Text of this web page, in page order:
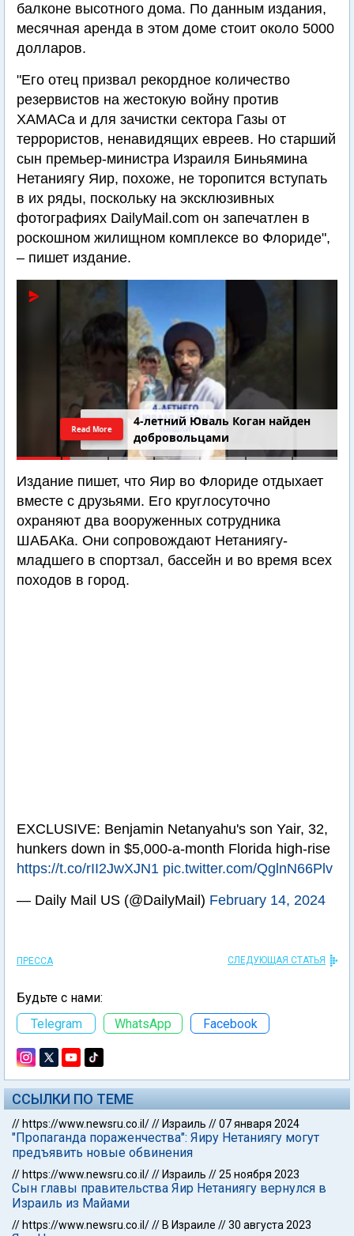
балконе высотного дома. По данным издания,
месячная аренда в этом доме стоит около 5000
долларов.
"Его отец призвал рекордное количество
резервистов на жестокую войну против
ХАМАСа и для зачистки сектора Газы от
террористов, ненавидящих евреев. Но старший
сын премьер-министра Израиля Биньямина
Нетаниягу Яир, похоже, не торопится вступать
в их ряды, поскольку на эксклюзивных
фотографиях DailyMail.com он запечатлен в
роскошном жилищном комплексе во Флориде",
– пишет издание.
4-летний Юваль Коган найден
добровольцами
Read More
Издание пишет, что Яир во Флориде отдыхает
вместе с друзьями. Его круглосуточно
охраняют два вооруженных сотрудника
ШАБАКа. Они сопровождают Нетаниягу-
младшего в спортзал, бассейн и во время всех
походов в город.
EXCLUSIVE: Benjamin Netanyahu's son Yair, 32,
hunkers down in $5,000-a-month Florida high-rise
https://t.co/rII2JwXJN1 pic.twitter.com/QglnN66Plv
— Daily Mail US (@DailyMail) February 14, 2024
ПРЕССА СЛЕДУЮЩАЯ СТАТЬЯ
Будьте с нами:
Telegram
WhatsApp Facebook
ССЫЛКИ ПО ТЕМЕ
// https://www.newsru.co.il/// Израиль //07 января 2024
"Пропаганда пораженчества": Яиру Нетаниягу могут
предъявить новые обвинения
// https://www.newsru.co.il/// Израиль //25 ноября 2023
Сын главы правительства Яир Нетаниягу вернулся в
Израиль из Майами
// https://www.newsru.co.il/// В Израиле //30 августа 2023